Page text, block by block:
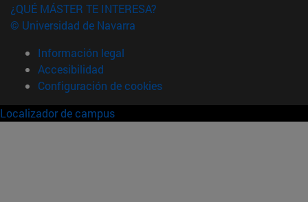
¿QUÉ MÁSTER TE INTERESA?
© Universidad de Navarra
Información legal
Accesibilidad
Configuración de cookies
Localizador de campus